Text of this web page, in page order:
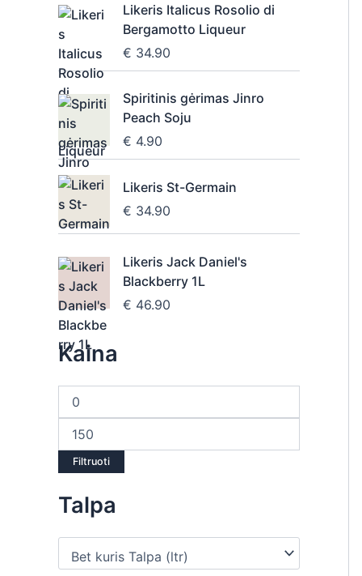
Likeris Italicus Rosolio di
Bergamotto Liqueur
€ 34.90
Spiritinis gėrimas Jinro
Peach Soju
€ 4.90
Likeris St-Germain
€ 34.90
Likeris Jack Daniel's
Blackberry 1L
€ 46.90
Kaina
Filtruoti
Talpa